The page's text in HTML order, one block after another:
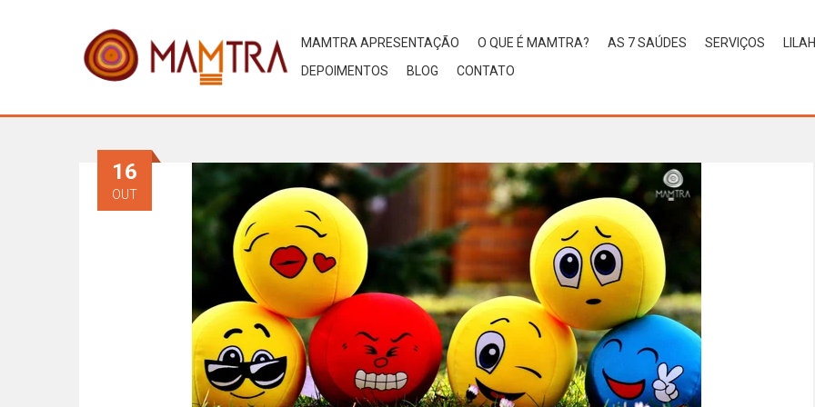
MAMTRA APRESENTAÇÃO O QUE É MAMTRA? AS 7 SAÚDES SERVIÇOS
DEPOIMENTOS
BLOG CONTATO
16
OUT